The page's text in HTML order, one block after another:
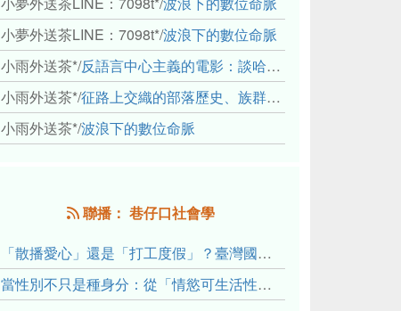
小夢外送茶LINE：7098t*/波浪下的數位命脈
小雨外送茶*/反語言中心主義的電影：談哈佛感官民族誌實驗室
小雨外送茶*/征路上交織的部落歷史、族群與國家邊界敘事： 《路有多長》、《高砂的翅膀》、《檔案／李光輝》
小雨外送茶*/波浪下的數位命脈
聯播： 巷仔口社會學
「散播愛心」還是「打工度假」？臺灣國內與跨國捐卵的利他修辭、金錢動機與身體代價
當性別不只是種身分：從「情慾可生活性」理解跨性別者的身體、慾望與認同探索